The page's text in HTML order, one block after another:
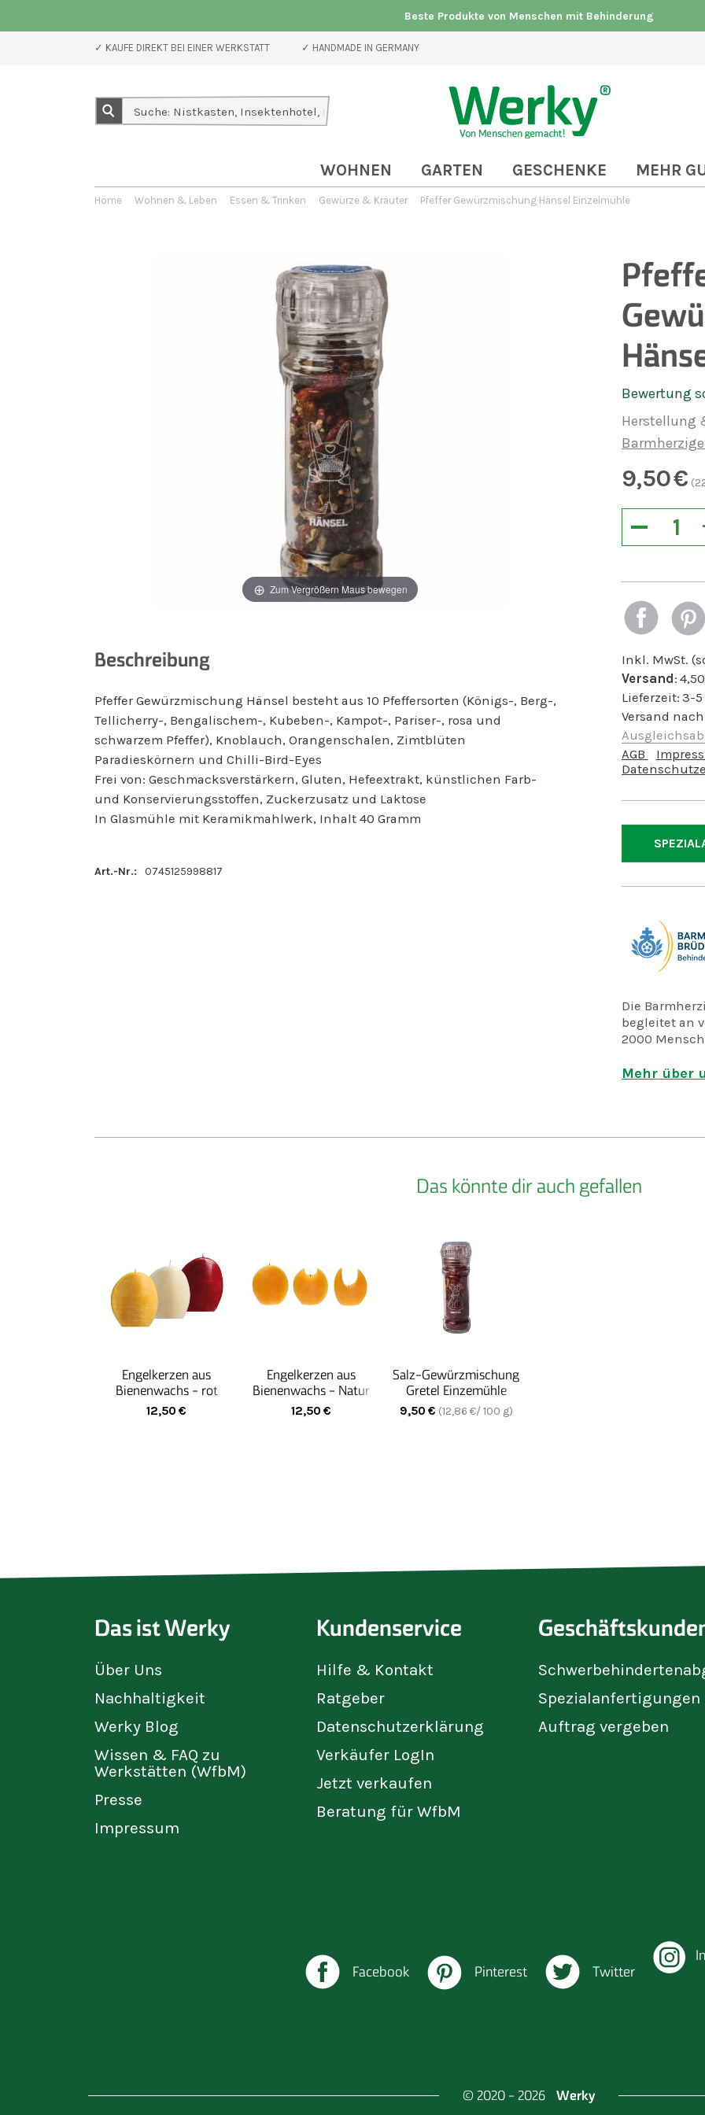
Beste Produkte von Menschen mit Behinderung
✓ KAUFE DIREKT BEI EINER WERKSTATT ✓ HANDMADE IN GERMANY
WOHNEN GARTEN GESCHENKE MEHR
Home Wohnen & Leben Essen & Trinken Gewürze & Kräuter Pfeffer Gewürzmischung Hänsel Einzelmühle
Zum Vergrößern Maus bewegen
Beschreibung
Pfeffer Gewürzmischung Hänsel besteht aus 10 Pfeffersorten (Königs-, Berg-,
Tellicherry-, Bengalischem-, Kubeben-, Kampot-, Pariser-, rosa und
schwarzem Pfeffer), Knoblauch, Orangenschalen, Zimtblüten
Paradieskörnern und Chilli-Bird-Eyes
Frei von: Geschmacksverstärkern, Gluten, Hefeextrakt, künstlichen Farb-
und Konservierungsstoffen, Zuckerzusatz und Laktose
In Glasmühle mit Keramikmahlwerk, Inhalt 40 Gramm
Art.-Nr.: 0745125998817
Bewertung
Herstellung
9,50€ (
−
Inkl. MwSt.
Versand: 4,50
Lieferzeit: 3-5
Versand
AGB
Die
begleitet an
2000
Mehr über
Das könnte dir auch gefallen
Engelkerzen aus
Bienenwachs - rot
12,50 €
Engelkerzen aus
Bienenwachs - Natur
12,50 €
Salz-Gewürzmischung
Gretel Einzemühle
9,50 € (12,86 €/ 100 g)
Das ist Werky
Über Uns
Nachhaltigkeit
Werky Blog
Wissen & FAQ zu
Werkstätten (WfbM)
Presse
Impressum
Kundenservice
Hilfe & Kontakt
Ratgeber
Datenschutzerklärung
Verkäufer LogIn
Jetzt verkaufen
Beratung für WfbM
Spezialanfertigungen
Auftrag vergeben
Facebook Pinterest Twitter
© 2020 - 2026 Werky